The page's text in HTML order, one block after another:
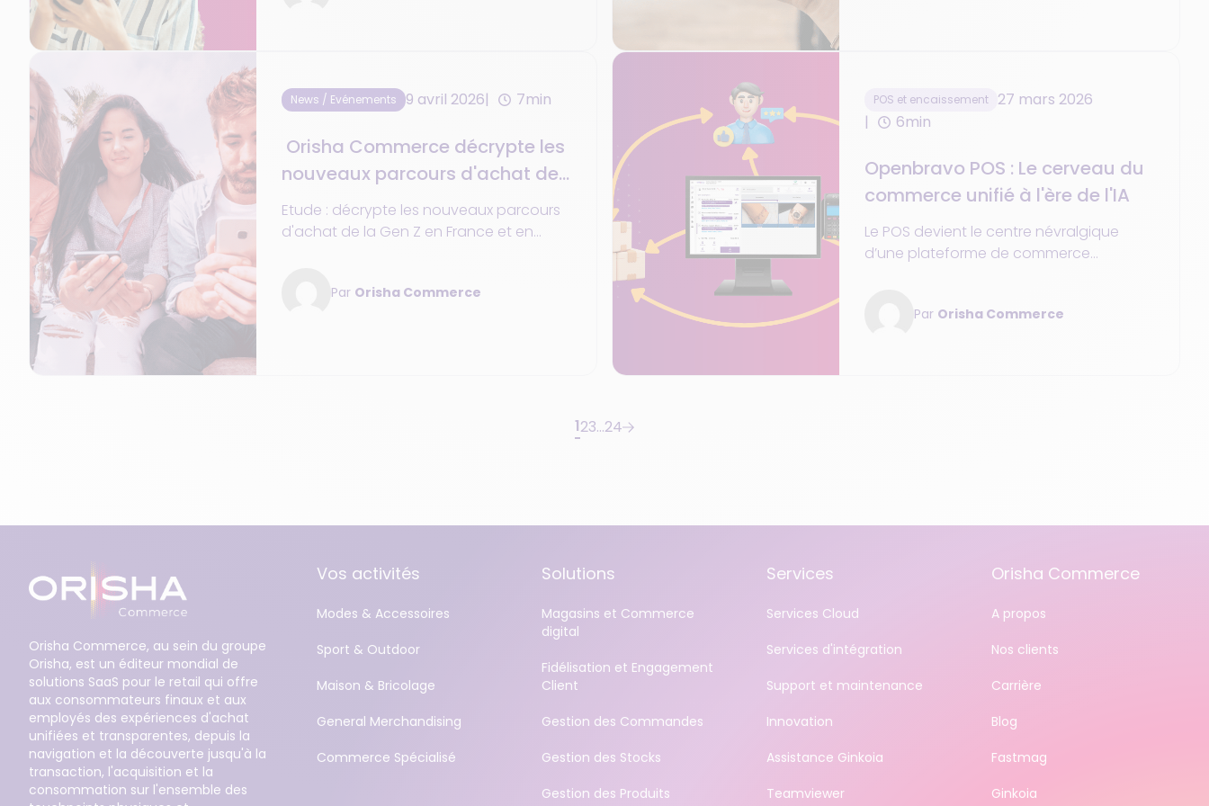
News / Evénements 9 avril 2026 7min
Orisha Commerce décrypte les
nouveaux parcours d'achat de
la Gen Z
Etude : décrypte les nouveaux parcours
d'achat de la Gen Z en France et en
Par Orisha Commerce
POS et encaissement
27 mars 2026
6min
Openbravo POS : Le cerveau du
commerce unifié à l'ère de l'IA
Le POS devient le centre névralgique
d’une plateforme de commerce
Par Orisha Commerce
123…24
Orisha Commerce, au sein du groupe
Orisha, est un éditeur mondial de
solutions SaaS pour le retail qui offre
aux consommateurs finaux et aux
employés des expériences d'achat
unifiées et transparentes, depuis la
navigation et la découverte jusqu'à la
transaction, l'acquisition et la
consommation sur l'ensemble des
Vos activités
Modes & Accessoires
Sport & Outdoor
Maison & Bricolage
General Merchandising
Commerce Spécialisé
Solutions
Magasins et Commerce
digital
Fidélisation et Engagement
Client
Gestion des Commandes
Gestion des Stocks
Gestion des Produits
Services
Services Cloud
Services d'intégration
Support et maintenance
Innovation
Assistance Ginkoia
Teamviewer
Orisha Commerce
A propos
Nos clients
Carrière
Blog
Fastmag
Ginkoia